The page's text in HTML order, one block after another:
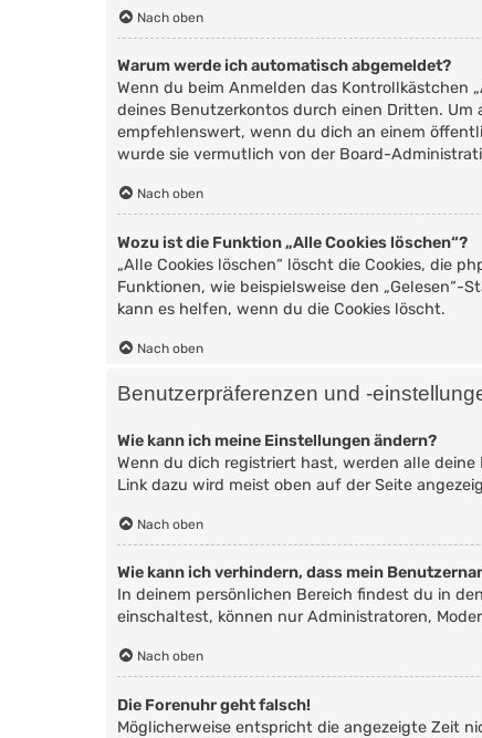
Nach oben
Warum werde ich automatisch abgemeldet?
Wenn du beim Anmelden das Kontrollkästchen
deines Benutzerkontos durch einen Dritten.
empfehlenswert, wenn du dich an einem
wurde sie vermutlich von der Board-
Nach oben
Wozu ist die Funktion „Alle Cookies löschen“?
„Alle Cookies löschen“ löscht die Cookies, die
Funktionen, wie beispielsweise den
kann es helfen, wenn du die Cookies löscht.
Nach oben
Benutzerpräferenzen und -
Wie kann ich meine Einstellungen ändern?
Wenn du dich registriert hast, werden alle
Link dazu wird meist oben auf der Seite
Nach oben
Wie kann ich verhindern, dass mein
In deinem persönlichen Bereich findest du in
einschaltest, können nur Administratoren,
Nach oben
Die Forenuhr geht falsch!
Möglicherweise entspricht die angezeigte Zeit